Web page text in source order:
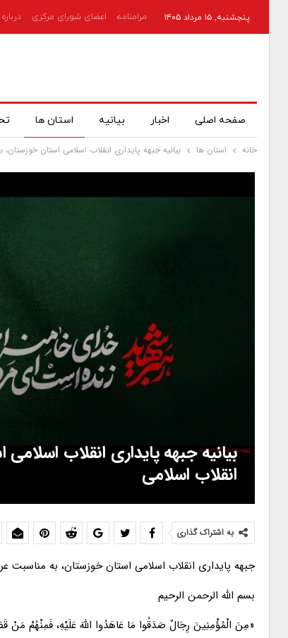
پنجشنبه, ۱۵ مرداد ۱۴۰۵ مرامنامه اعضای شورای مرکزی
صفحه اصلی اخبار بیانیه استان ها
خانه استان ها بیانیه جبهه پایداری انقلاب اسلامی استان
بیانیه جبهه پایداری انقلاب
انقلاب اسلامی
به اشتراک گذاری
جبهه پایداری انقلاب اسلامی استان خوزستان، به مناسبت
بسم الله الرحمن الرحیم
«مِنَ الْمُؤْمِنِینَ رِجَالٌ صَدَقُوا مَا عَاهَدُوا اللَّهَ عَلَیْهِ، فَمِنْهُمْ مَنْ